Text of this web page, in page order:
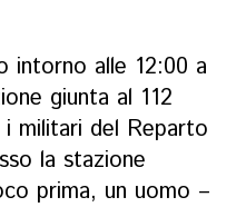
intorno alle 12:00 a
giunta al 112
militari del Reparto
la stazione
prima, un uomo –